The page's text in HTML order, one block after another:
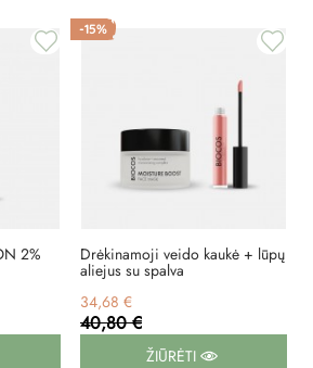
-15%
Drėkinamoji veido kaukė + lūpų
aliejus su spalva
34,68 €
40,80 €
ŽIŪRĖTI